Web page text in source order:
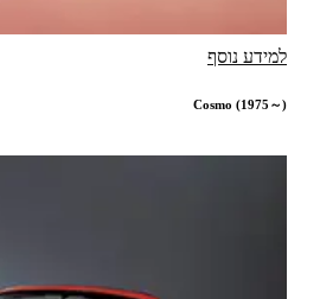
למידע נוסף
Cosmo (1975～)